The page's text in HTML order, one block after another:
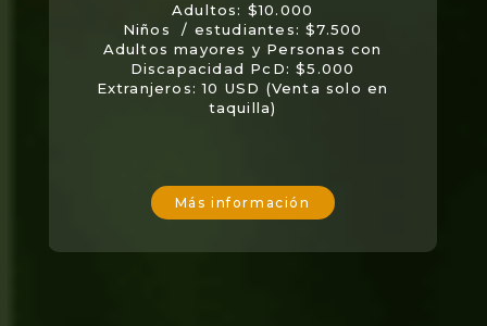
Adultos: $10.000
Niños / estudiantes: $7.500
Adultos mayores y Personas con
Discapacidad PcD: $5.000
Extranjeros: 10 USD (Venta solo en
taquilla)
Más información